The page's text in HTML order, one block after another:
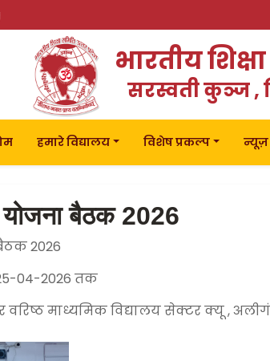
भारतीय
सरस्वती कुञ्ज
हमारे विद्यालय विशेष प्रकल्प
योजना बैठक 2026
2026
04-2026 तक
वरिष्ठ माध्यमिक विद्यालय सेक्टर क्यू ,